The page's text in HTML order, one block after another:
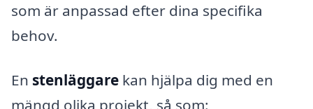
som är anpassad efter dina specifika
behov.
En stenläggare kan hjälpa dig med en
mängd olika projekt, så som: